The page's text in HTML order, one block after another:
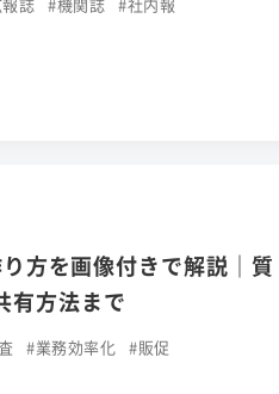
方を画像付きで解説｜質
有方法まで
#業務効率化 #販促